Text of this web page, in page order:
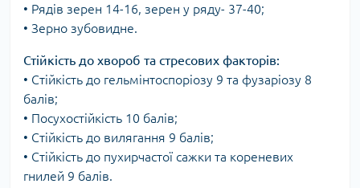
• Рядів зерен 14-16, зерен у ряду- 37-40;
• Зерно зубовидне.
Стійкість до хвороб та стресових факторів:
• Стійкість до гельмінтоспоріозу 9 та фузаріозу 8
балів;
• Посухостійкість 10 балів;
• Стійкість до вилягання 9 балів;
• Стійкість до пухирчастої сажки та кореневих
гнилей 9 балів.